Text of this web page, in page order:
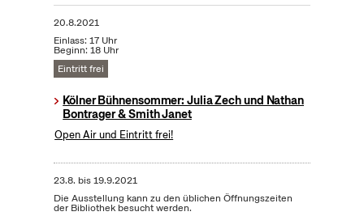
20.8.2021
Einlass: 17 Uhr
Beginn: 18 Uhr
Eintritt frei
Kölner Bühnensommer: Julia Zech und Nathan
Bontrager & Smith Janet
Open Air und Eintritt frei!
23.8. bis19.9.2021
Die Ausstellung kann zu den üblichen Öffnungszeiten
der Bibliothek besucht werden.